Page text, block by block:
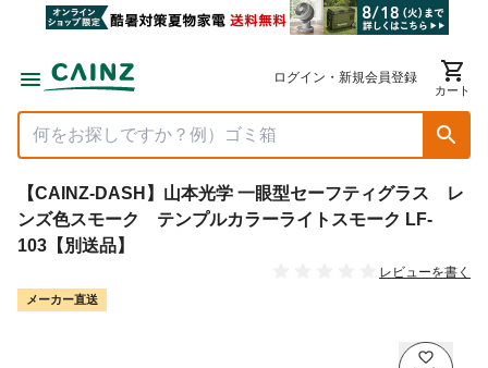
ログイン・新規会員登録
カート
【CAINZ-DASH】山本光学 一眼型セーフティグラス レ
ンズ色スモーク テンプルカラーライトスモーク LF-
103【別送品】
レビューを書く
メーカー直送